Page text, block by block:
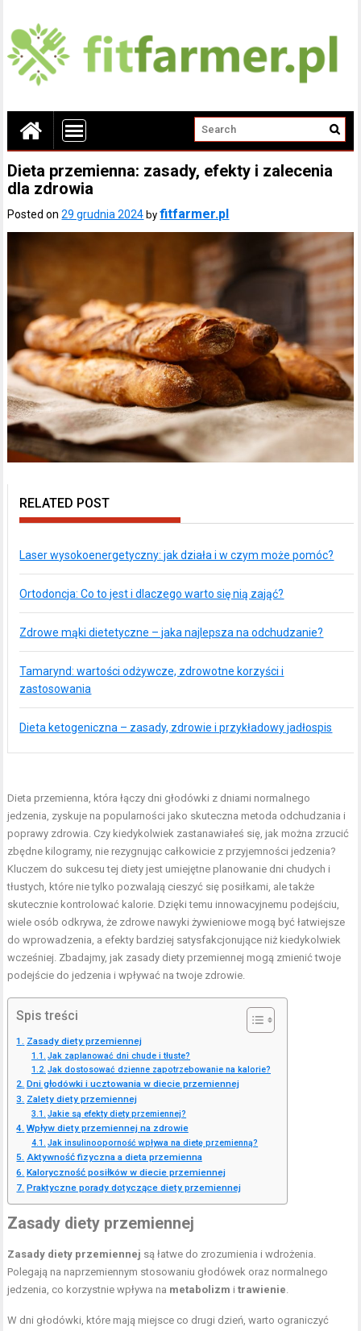
Dieta przemienna: zasady, efekty i zalecenia
dla zdrowia
Posted on29 grudnia 2024 byfitfarmer.pl
RELATED POST
Laser wysokoenergetyczny: jak działa i w czym może pomóc?
Ortodoncja: Co to jest i dlaczego warto się nią zająć?
Zdrowe mąki dietetyczne – jaka najlepsza na odchudzanie?
Tamarynd: wartości odżywcze, zdrowotne korzyści i
zastosowania
Dieta ketogeniczna – zasady, zdrowie i przykładowy jadłospis
Dieta przemienna, która łączy dni głodówki z dniami normalnego
jedzenia, zyskuje na popularności jako skuteczna metoda odchudzania i
poprawy zdrowia. Czy kiedykolwiek zastanawiałeś się, jak można zrzucić
zbędne kilogramy, nie rezygnując całkowicie z przyjemności jedzenia?
Kluczem do sukcesu tej diety jest umiejętne planowanie dni chudych i
tłustych, które nie tylko pozwalają cieszyć się posiłkami, ale także
skutecznie kontrolować kalorie. Dzięki temu innowacyjnemu podejściu,
wiele osób odkrywa, że zdrowe nawyki żywieniowe mogą być łatwiejsze
do wprowadzenia, a efekty bardziej satysfakcjonujące niż kiedykolwiek
wcześniej. Zbadajmy, jak zasady diety przemiennej mogą zmienić twoje
podejście do jedzenia i wpływać na twoje zdrowie.
Spis treści
Zasady diety przemiennej
Jak zaplanować dni chude i tłuste?
Jak dostosować dzienne zapotrzebowanie na kalorie?
Dni głodówki i ucztowania w diecie przemiennej
Zalety diety przemiennej
Jakie są efekty diety przemiennej?
Wpływ diety przemiennej na zdrowie
Jak insulinooporność wpływa na dietę przemienną?
Aktywność fizyczna a dieta przemienna
Kaloryczność posiłków w diecie przemiennej
Praktyczne porady dotyczące diety przemiennej
Zasady diety przemiennej
Zasady diety przemiennej są łatwe do zrozumienia i wdrożenia.
Polegają na naprzemiennym stosowaniu głodówek oraz normalnego
jedzenia, co korzystnie wpływa na metabolizm itrawienie.
W dni głodówki, które mają miejsce co drugi dzień, warto ograniczyć